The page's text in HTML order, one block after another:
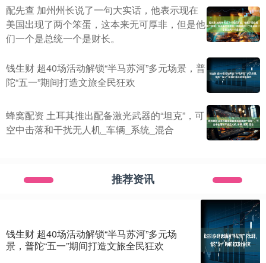
配先查 加州州长说了一句大实话，他表示现在
美国出现了两个笨蛋，这本来无可厚非，但是他
们一个是总统一个是财长。
钱生财 超40场活动解锁“半马苏河”多元场景，普
陀“五一”期间打造文旅全民狂欢
蜂窝配资 土耳其推出配备激光武器的“坦克”，可
空中击落和干扰无人机_车辆_系统_混合
推荐资讯
钱生财 超40场活动解锁“半马苏河”多元场
景，普陀“五一”期间打造文旅全民狂欢